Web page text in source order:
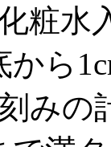
粧水
ら
み